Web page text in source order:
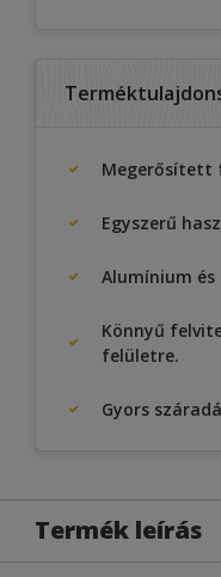
Megerősített
Egyszerű
Alumínium
Könnyű
felületre.
Gyors
Termék leírás